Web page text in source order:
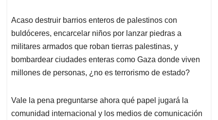
Acaso destruir barrios enteros de palestinos con
buldóceres, encarcelar niños por lanzar piedras a
militares armados que roban tierras palestinas, y
bombardear ciudades enteras como Gaza donde viven
millones de personas, ¿no es terrorismo de estado?
Vale la pena preguntarse ahora qué papel jugará la
comunidad internacional y los medios de comunicación